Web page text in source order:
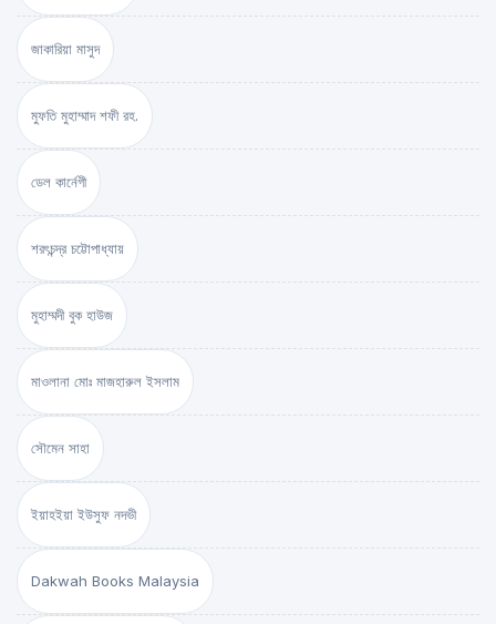
জাকারিয়া মাসুদ
মুফতি মুহাম্মাদ শফী রহ.
ডেল কার্নেগী
শরৎচন্দ্র চট্টোপাধ্যায়
মুহাম্মদী বুক হাউজ
মাওলানা মোঃ মাজহারুল ইসলাম
সৌমেন সাহা
ইয়াহইয়া ইউসুফ নদভী
Dakwah Books Malaysia